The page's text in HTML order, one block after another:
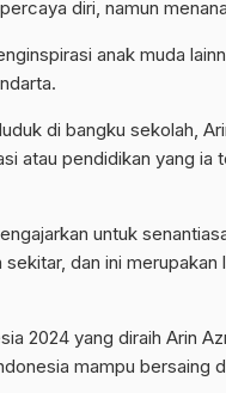
diri, namun
anak muda
di bangku sekolah,
atau pendidikan yang
untuk
dan ini
2024 yang diraih Arin
mampu bersaing